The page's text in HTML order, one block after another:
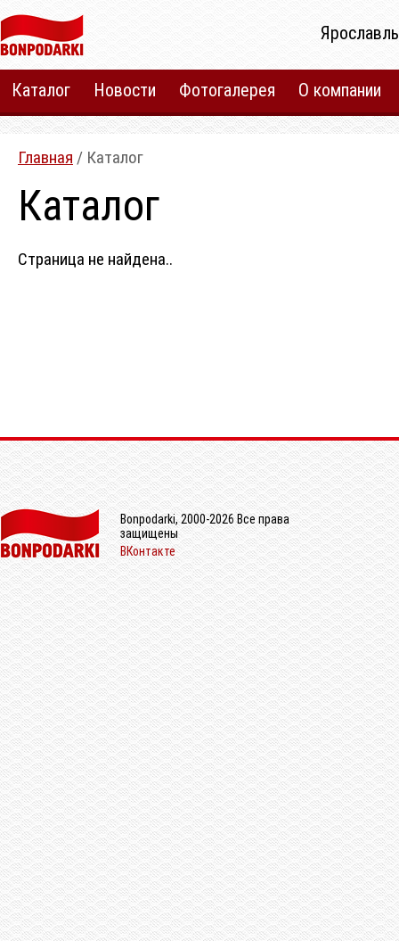
Каталог Новости Фотогалерея О компании
Главная / Каталог
Каталог
Страница не найдена..
Bonpodarki, 2000-2026 Все права
защищены
ВКонтакте